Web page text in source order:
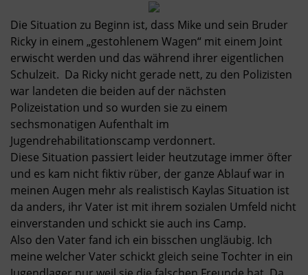
Die Situation zu Beginn ist, dass Mike und sein Bruder
Ricky in einem „gestohlenem Wagen“ mit einem Joint
erwischt werden und das während ihrer eigentlichen
Schulzeit. Da Ricky nicht gerade nett, zu den Polizisten
war landeten die beiden auf der nächsten
Polizeistation und so wurden sie zu einem
sechsmonatigen Aufenthalt im
Jugendrehabilitationscamp verdonnert.
Diese Situation passiert leider heutzutage immer öfter
und es kam nicht fiktiv rüber, der ganze Ablauf war in
meinen Augen mehr als realistisch Kaylas Situation ist
da anders, ihr Vater ist mit ihrem sozialen Umfeld nicht
einverstanden und schickt sie auch ins Camp.
Also den Vater fand ich ein bisschen ungläubig. Ich
meine welcher Vater schickt gleich seine Tochter in ein